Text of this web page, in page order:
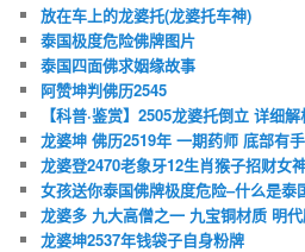
放在车上的龙婆托(龙婆托车神)
泰国极度危险佛牌图片
泰国四面佛求姻缘故事
阿赞坤判佛历2545
【科普·鉴赏】2505龙婆托倒立 详细解
龙婆坤 佛历2519年 一期药师 底部有
龙婆登2470老象牙12生肖猴子招财女
女孩送你泰国佛牌极度危险–什么是泰
龙婆多 九大高僧之一 九宝铜材质 明
龙婆坤2537年钱袋子自身粉牌